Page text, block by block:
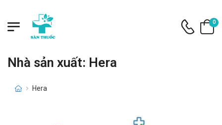
0
Nhà sản xuất: Hera
Hera